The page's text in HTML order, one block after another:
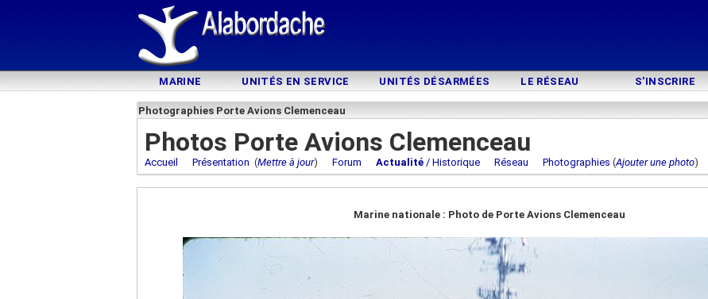
MARINE UNITÉS EN SERVICE UNITÉS DÉSARMÉES LE RÉSEAU S'INSCRIRE
Photographies Porte Avions Clemenceau
Photos Porte Avions Clemenceau
Accueil Présentation (Mettre à jour) Forum Actualité / Historique Réseau Photographies (Ajouter une photo)
Marine nationale : Photo de Porte Avions Clemenceau